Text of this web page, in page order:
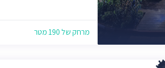
מרחק של 190 מטר